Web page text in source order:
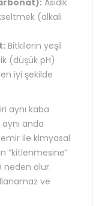
(alkali
Bitkilerin yeşil
(düşük pH)
iyi şekilde
aynı kaba
aynı anda
ile kimyasal
“kitlenmesine”
olur.
ve